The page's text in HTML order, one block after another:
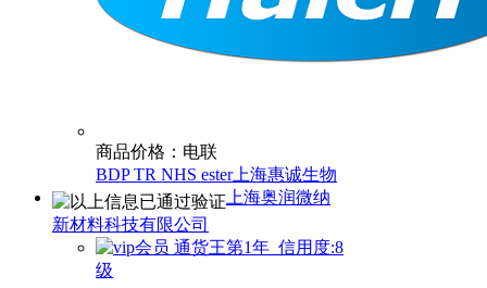
商品价格：电联
BDP TR NHS ester上海惠诚生物
上海奥润微纳
新材料科技有限公司
通货王第1年 信用度:8
级